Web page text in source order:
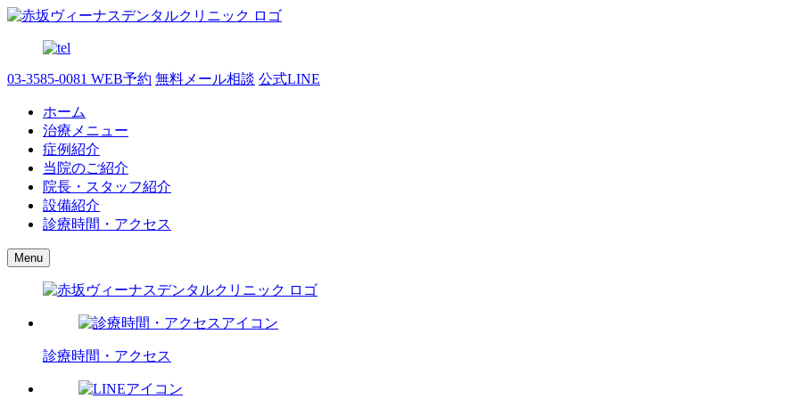
03-3585-0081 WEB予約 無料メール相談 公式LINE
ホーム
治療メニュー
症例紹介
当院のご紹介
院長・スタッフ紹介
設備紹介
診療時間・アクセス
Menu
診療時間・アクセス